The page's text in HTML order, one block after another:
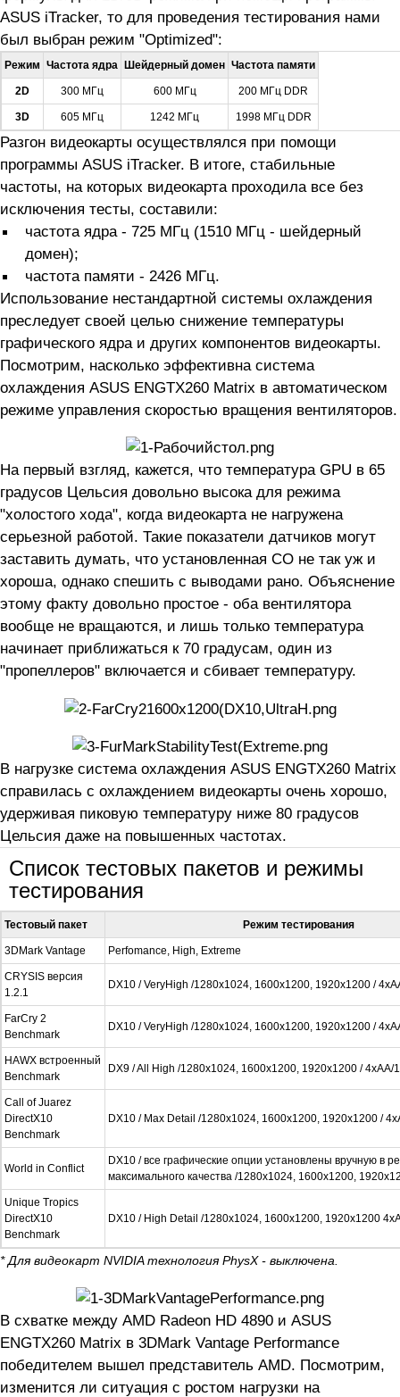
ASUS iTracker, то для проведения тестирования нами
был выбран режим "Optimized":
Режим Частота ядра Шейдерный домен Частота памяти
2D 300 МГц 600 МГц 200 МГц DDR
3D 605 МГц 1242 МГц 1998 МГц DDR
Разгон видеокарты осуществлялся при помощи
программы ASUS iTracker. В итоге, стабильные
частоты, на которых видеокарта проходила все без
исключения тесты, составили:
частота ядра - 725 МГц (1510 МГц - шейдерный
домен);
частота памяти - 2426 МГц.
Использование нестандартной системы охлаждения
преследует своей целью снижение температуры
графического ядра и других компонентов видеокарты.
Посмотрим, насколько эффективна система
охлаждения ASUS ENGTX260 Matrix в автоматическом
режиме управления скоростью вращения вентиляторов.
На первый взгляд, кажется, что температура GPU в 65
градусов Цельсия довольно высока для режима
"холостого хода", когда видеокарта не нагружена
серьезной работой. Такие показатели датчиков могут
заставить думать, что установленная СО не так уж и
хороша, однако спешить с выводами рано. Объяснение
этому факту довольно простое - оба вентилятора
вообще не вращаются, и лишь только температура
начинает приближаться к 70 градусам, один из
"пропеллеров" включается и сбивает температуру.
В нагрузке система охлаждения ASUS ENGTX260 Matrix
справилась с охлаждением видеокарты очень хорошо,
удерживая пиковую температуру ниже 80 градусов
Цельсия даже на повышенных частотах.
Список тестовых пакетов и режимы
тестирования
Тестовый пакет Режим тестирования
3DMark Vantage Perfomance, High, Extreme
CRYSIS версия
1.2.1
DX10 / VeryHigh /1280x1024, 1600x1200, 1920x1200 /
FarCry 2
Benchmark
DX10 / VeryHigh /1280x1024, 1600x1200, 1920x1200 /
HAWX встроенный
Benchmark
DX9 / All High /1280x1024, 1600x1200, 1920x1200 / 4xAA/
Call of Juarez
DirectX10
Benchmark
DX10 / Max Detail /1280x1024, 1600x1200, 1920x1200 /
World in Conflict
DX10 / все графические опции установлены вручную в
максимального качества /1280x1024, 1600x1200,
Unique Tropics
DirectX10
Benchmark
DX10 / High Detail /1280x1024, 1600x1200, 1920x1200
* Для видеокарт NVIDIA технология PhysX - выключена.
В схватке между AMD Radeon HD 4890 и ASUS
ENGTX260 Matrix в 3DMark Vantage Performance
победителем вышел представитель AMD. Посмотрим,
изменится ли ситуация с ростом нагрузки на